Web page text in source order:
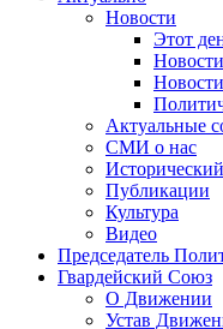
Новости
Этот
Актуальные
СМИ о нас
Публикации
Культура
Видео
Председатель
Гвардейский Союз
О Движении
Устав